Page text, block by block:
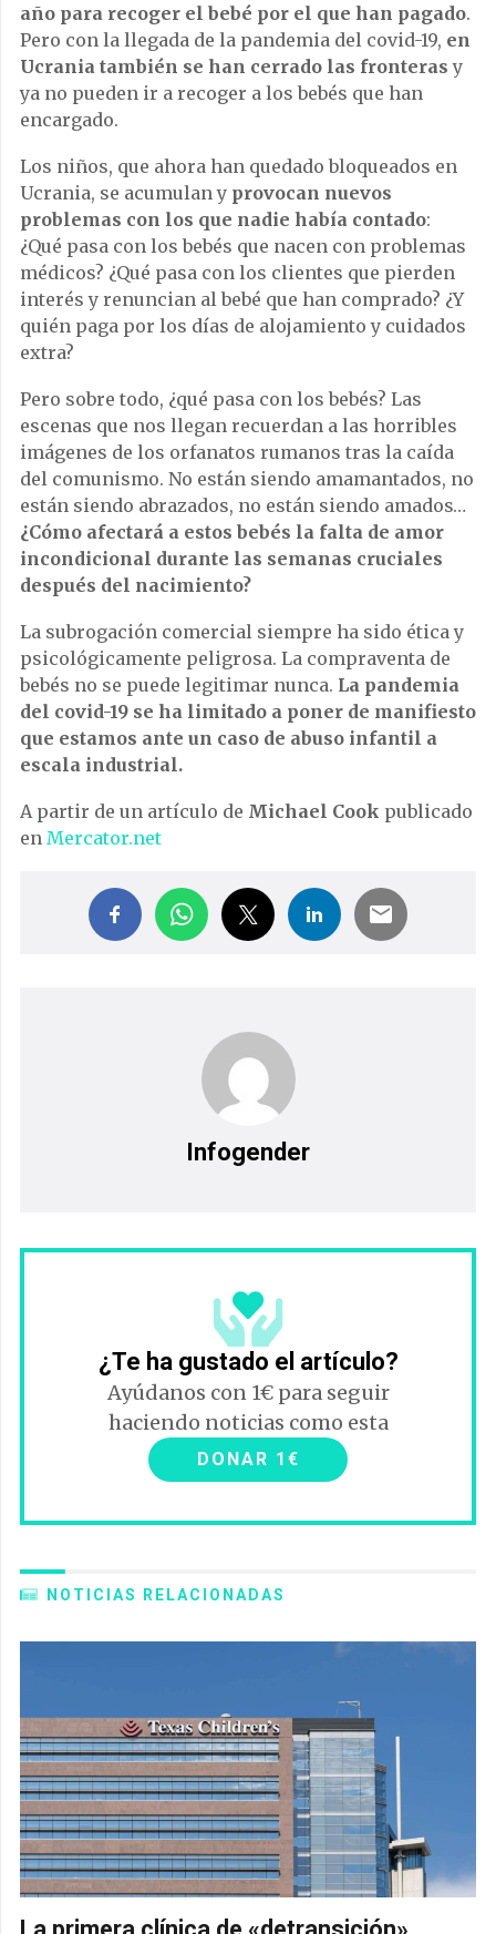
año para recoger el bebé por el que han pagado.
Pero con la llegada de la pandemia del covid-19, en
Ucrania también se han cerrado las fronteras y
ya no pueden ir a recoger a los bebés que han
encargado.
Los niños, que ahora han quedado bloqueados en
Ucrania, se acumulan y provocan nuevos
problemas con los que nadie había contado:
¿Qué pasa con los bebés que nacen con problemas
médicos? ¿Qué pasa con los clientes que pierden
interés y renuncian al bebé que han comprado? ¿Y
quién paga por los días de alojamiento y cuidados
extra?
Pero sobre todo, ¿qué pasa con los bebés? Las
escenas que nos llegan recuerdan a las horribles
imágenes de los orfanatos rumanos tras la caída
del comunismo. No están siendo amamantados, no
están siendo abrazados, no están siendo amados…
¿Cómo afectará a estos bebés la falta de amor
incondicional durante las semanas cruciales
después del nacimiento?
La subrogación comercial siempre ha sido ética y
psicológicamente peligrosa. La compraventa de
bebés no se puede legitimar nunca. La pandemia
del covid-19 se ha limitado a poner de manifiesto
que estamos ante un caso de abuso infantil a
escala industrial.
A partir de un artículo de Michael Cook publicado
en Mercator.net
Infogender
¿Te ha gustado el artículo?
Ayúdanos con 1€ para seguir
haciendo noticias como esta
DONAR 1€
NOTICIAS RELACIONADAS